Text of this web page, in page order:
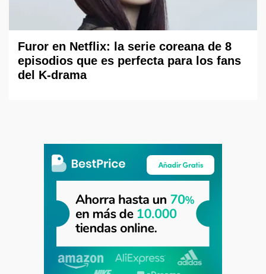
Furor en Netflix: la serie coreana de 8
episodios que es perfecta para los fans
del K-drama